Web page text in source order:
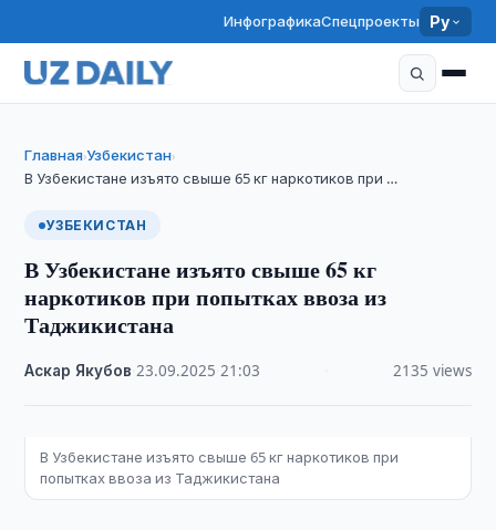
ИнфографикаСпецпроекты Ру
Главная›Узбекистан›
В Узбекистане изъято свыше 65 кг наркотиков при …
УЗБЕКИСТАН
В Узбекистане изъято свыше 65 кг
наркотиков при попытках ввоза из
Таджикистана
Аскар Якубов ·23.09.2025 ·21:03 2135 views
В Узбекистане изъято свыше 65 кг наркотиков при
попытках ввоза из Таджикистана